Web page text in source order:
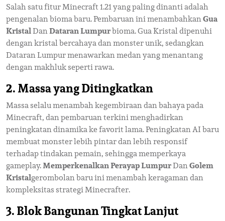
Salah satu fitur Minecraft 1.21 yang paling dinanti adalah
pengenalan bioma baru. Pembaruan ini menambahkanGua
KristalDanDataran Lumpurbioma. Gua Kristal dipenuhi
dengan kristal bercahaya dan monster unik, sedangkan
Dataran Lumpur menawarkan medan yang menantang
dengan makhluk seperti rawa.
2. Massa yang Ditingkatkan
Massa selalu menambah kegembiraan dan bahaya pada
Minecraft, dan pembaruan terkini menghadirkan
peningkatan dinamika ke favorit lama. Peningkatan AI baru
membuat monster lebih pintar dan lebih responsif
terhadap tindakan pemain, sehingga memperkaya
gameplay.Memperkenalkan Perayap LumpurDanGolem
Kristalgerombolan baru ini menambah keragaman dan
kompleksitas strategi Minecrafter.
3. Blok Bangunan Tingkat Lanjut